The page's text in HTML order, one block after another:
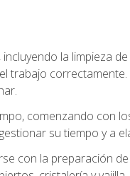
la limpieza
trabajo
comenzando con
su tiempo y a
con la preparación